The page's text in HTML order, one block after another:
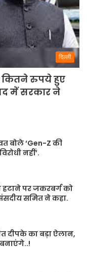
दिल्ली
कितने रुपये हुए
में सरकार ने
बोले ‘Gen-Z की
नहीं’.
हटाने पर जकरबर्ग को
समित ने कहा.
दीपके का बड़ा ऐलान,
बनाएंगे..!